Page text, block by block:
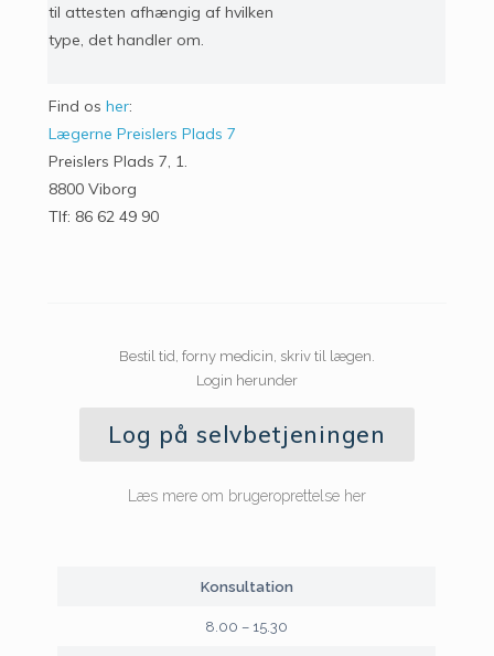
til attesten afhængig af hvilken
type, det handler om.
Find os her:
Lægerne Preislers Plads 7
Preislers Plads 7, 1.
8800 Viborg
Tlf: 86 62 49 90
Bestil tid, forny medicin, skriv til lægen.
Login herunder
Log på selvbetjeningen
Læs mere om brugeroprettelse her
Konsultation
8.00 – 15.30